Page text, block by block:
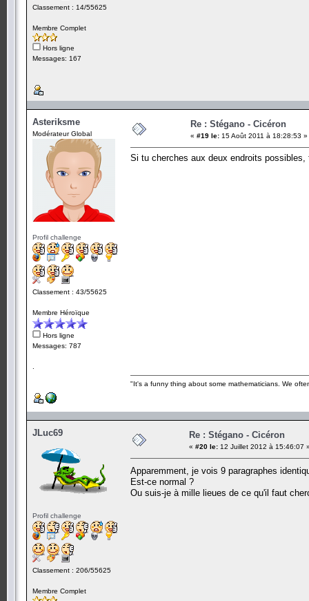
Classement : 14/55625
Membre Complet
Hors ligne
Messages: 167
Asteriksme
Modérateur Global
Profil challenge
Classement : 43/55625
Membre Héroïque
Hors ligne
Messages: 787
Re : Stégano - Cicéron
« #19 le: 15 Août 2011 à 18:28:53 »
Si tu cherches aux deux endroits
"It's a funny thing about some mathematicians. We
JLuc69
Profil challenge
Classement : 206/55625
Membre Complet
Re : Stégano - Cicéron
« #20 le: 12 Juillet 2012 à 15:46:07
Apparemment, je vois 9 paragraphes
Est-ce normal ?
Ou suis-je à mille lieues de ce qu'il faut